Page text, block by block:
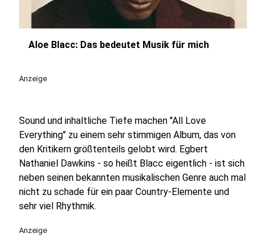
Aloe Blacc: Das bedeutet Musik für mich
Anzeige
Sound und inhaltliche Tiefe machen "All Love
Everything" zu einem sehr stimmigen Album, das von
den Kritikern größtenteils gelobt wird. Egbert
Nathaniel Dawkins - so heißt Blacc eigentlich - ist sich
neben seinen bekannten musikalischen Genre auch mal
nicht zu schade für ein paar Country-Elemente und
sehr viel Rhythmik.
Anzeige